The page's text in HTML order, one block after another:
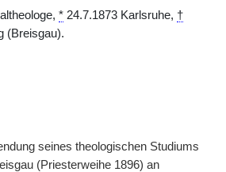
* 24.7.1873 Karlsruhe, †
(Breisgau).
seines theologischen Studiums
(Priesterweihe 1896) an